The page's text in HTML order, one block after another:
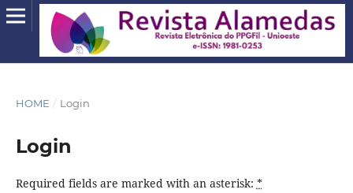
HOME / Login
Login
Required fields are marked with an asterisk: *